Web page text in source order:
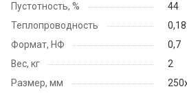
Пустотность, %
44
Теплопроводность
Формат, НФ
0,7
Вес, кг
2
Размер, мм